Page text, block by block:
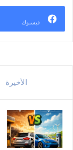
فيسبوك
الأخيرة